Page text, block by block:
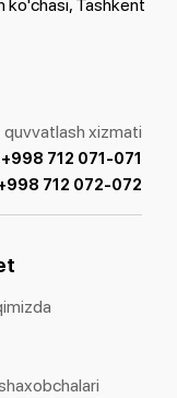
ko'chasi, Tashkent
quvvatlash xizmati
+998 712 071-071
712 072-072